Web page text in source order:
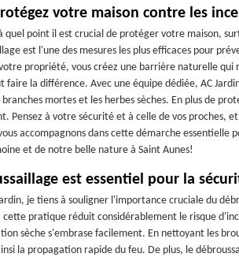
votre maison contre les
quel point il est crucial de protéger votre maison,
est l'une des mesures les plus efficaces pour
propriété, vous créez une barrière naturelle
faire la différence. Avec une équipe dédiée, AC
mortes et les herbes sèches. En plus de
Pensez à votre sécurité et à celle de vos proches,
accompagnons dans cette démarche essentielle
et de notre belle nature à Saint Aunes!
est essentiel pour la
je tiens à souligner l'importance cruciale du
cette pratique réduit considérablement le risque
sèche s'embrase facilement. En nettoyant les
la propagation rapide du feu. De plus, le